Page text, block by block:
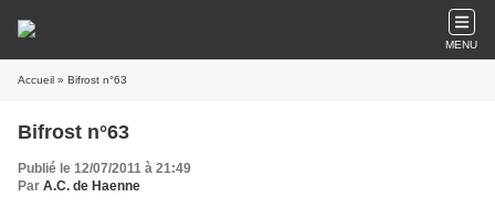
MENU
Accueil » Bifrost n°63
Bifrost n°63
Publié le 12/07/2011 à 21:49
Par A.C. de Haenne